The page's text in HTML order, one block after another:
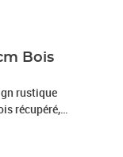
Bois
rustique
récupéré,
dans ta